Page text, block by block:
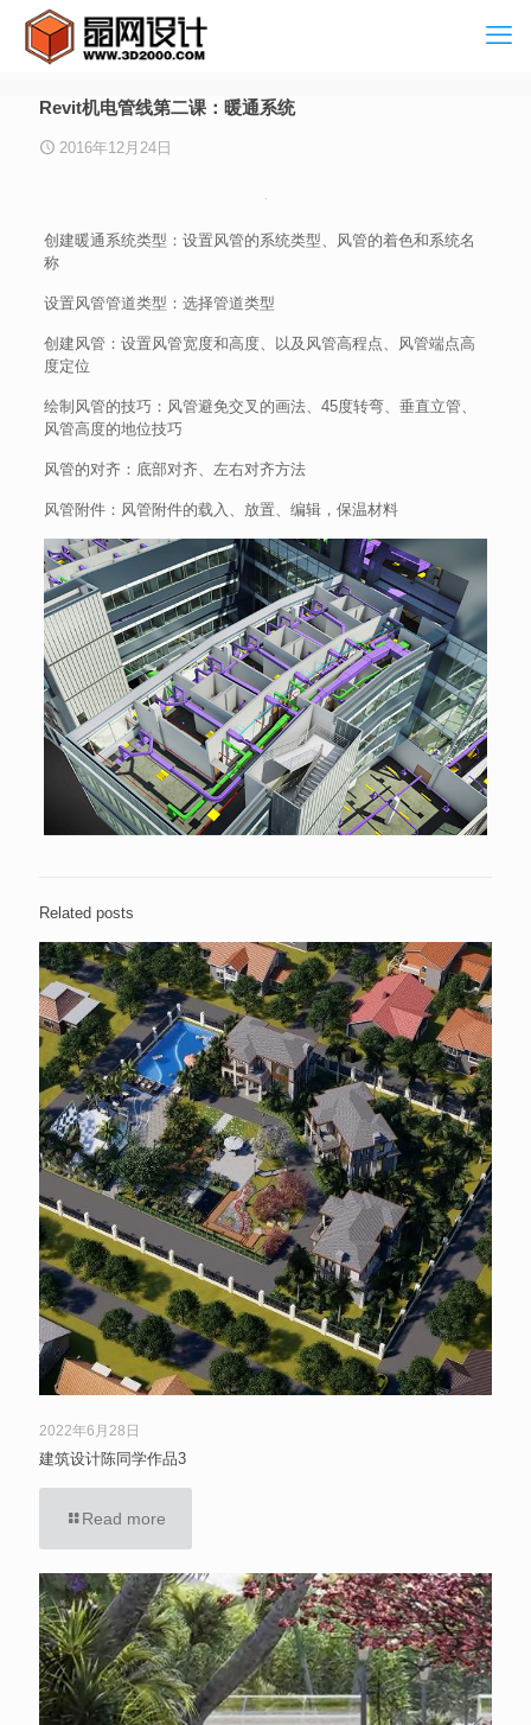
Revit机电管线第二课：暖通系统
2016年12月24日
创建暖通系统类型：设置风管的系统类型、风管的着色和系统名
称
设置风管管道类型：选择管道类型
创建风管：设置风管宽度和高度、以及风管高程点、风管端点高
度定位
绘制风管的技巧：风管避免交叉的画法、45度转弯、垂直立管、
风管高度的地位技巧
风管的对齐：底部对齐、左右对齐方法
风管附件：风管附件的载入、放置、编辑，保温材料
Related posts
2022年6月28日
建筑设计陈同学作品3
Read more